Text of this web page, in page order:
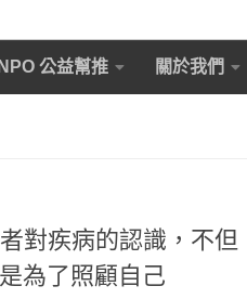
NPO 公益幫推 關於我們
對疾病的認識，不但
為了照顧自己